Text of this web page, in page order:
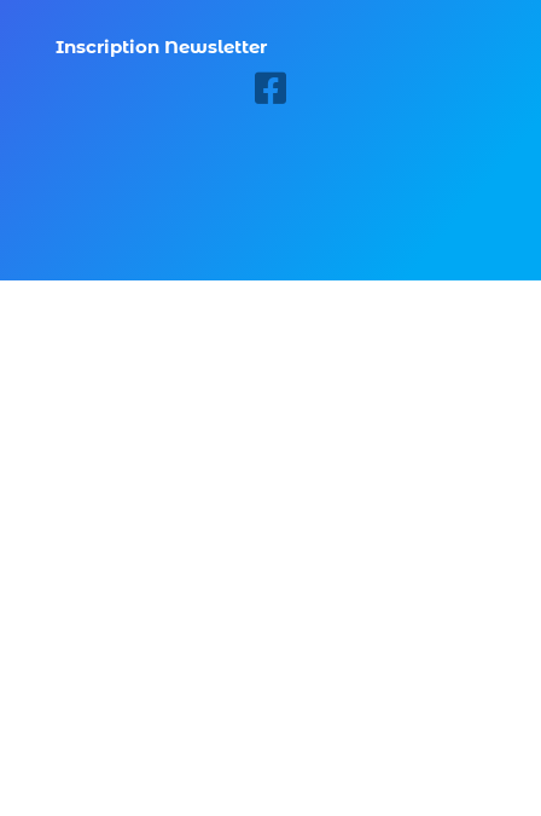
Inscription Newsletter